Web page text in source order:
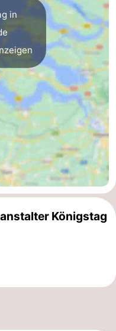
in
Königstag